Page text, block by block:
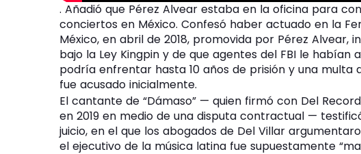
. Añadió que Pérez Alvear estaba en la oficina para
conciertos en México. Confesó haber actuado en la
México, en abril de 2018, promovida por Pérez Alvear,
bajo la Ley Kingpin y de que agentes del FBI le
podría enfrentar hasta 10 años de prisión y una multa
fue acusado inicialmente.
El cantante de “Dámaso” — quien firmó con Del
en 2019 en medio de una disputa contractual —
juicio, en el que los abogados de Del Villar
el ejecutivo de la música latina fue supuestamente